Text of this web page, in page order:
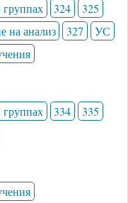
группах 324
325
на анализ 327
УС
группах 334
335